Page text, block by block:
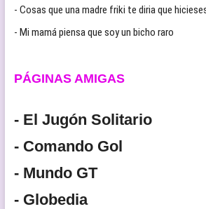
- Cosas que una madre friki te diria que
- Mi mamá piensa que soy un bicho raro
PÁGINAS AMIGAS
- El Jugón Solitario
- Comando Gol
- Mundo GT
- Globedia